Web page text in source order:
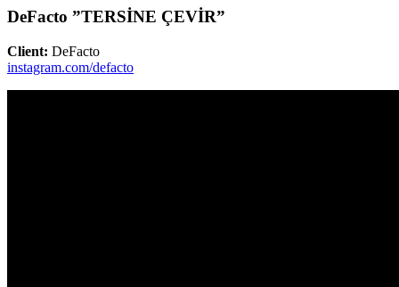
DeFacto ”TERSİNE ÇEVİR”
Client: DeFacto
instagram.com/defacto